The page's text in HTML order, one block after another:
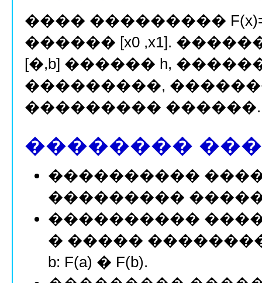
���� ���������
������ [x0 ,x1].
[�,b] ������ h,
���������,
��������� ������.
��������
����������
���������
����������
� �����
b: F(a) � F(b).